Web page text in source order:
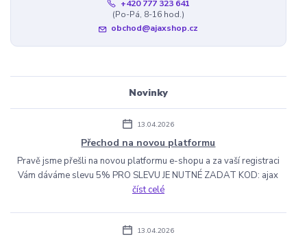
+420 777 323 641
(Po-Pá, 8-16 hod.)
obchod@ajaxshop.cz
Novinky
13.04.2026
Přechod na novou platformu
Pravě jsme přešli na novou platformu e-shopu a za vaší registraci
Vám dáváme slevu 5% PRO SLEVU JE NUTNÉ ZADAT KOD: ajax
číst celé
13.04.2026